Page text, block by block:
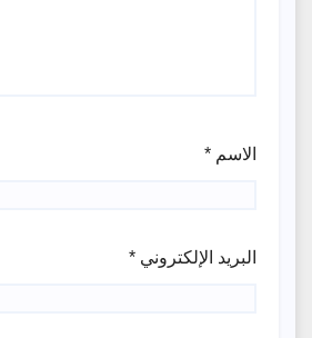
الاسم *
البريد الإلكتروني *